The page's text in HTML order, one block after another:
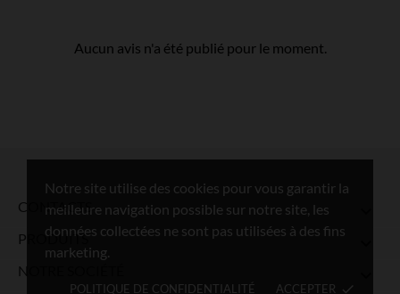
Notre site utilise des cookies pour vous garantir la
meilleure navigation possible sur notre site, les
données collectées ne sont pas utilisées à des fins
marketing.
POLITIQUE DE CONFIDENTIALITÉ ACCEPTER done
Aucun avis n'a été publié pour le moment.
CONTACTS
PRODUITS
NOTRE SOCIÉTÉ